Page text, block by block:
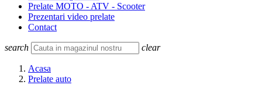
Prelate MOTO - ATV - Scooter
Prezentari video prelate
Contact
search clear
Acasa
Prelate auto